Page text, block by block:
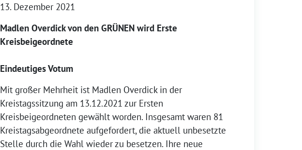
13. Dezember 2021
Madlen Overdick von den GRÜNEN wird Erste
Kreisbeigeordnete
Eindeutiges Votum
Mit großer Mehrheit ist Madlen Overdick in der
Kreistagssitzung am 13.12.2021 zur Ersten
Kreisbeigeordneten gewählt worden. Insgesamt waren 81
Kreistagsabgeordnete aufgefordert, die aktuell unbesetzte
Stelle durch die Wahl wieder zu besetzen. Ihre neue